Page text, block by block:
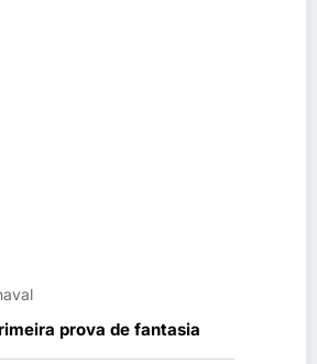
prova de fantasia